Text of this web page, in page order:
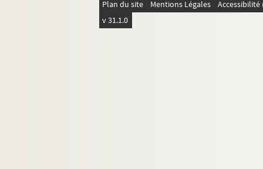
Plan du site Mentions Légales
v 31.1.0